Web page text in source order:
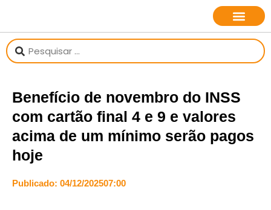
Benefício de novembro do INSS
com cartão final 4 e 9 e valores
acima de um mínimo serão pagos
hoje
Publicado: 04/12/202507:00